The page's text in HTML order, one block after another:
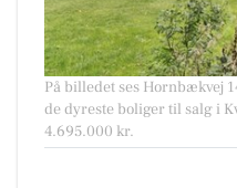
På billedet ses Hornbækvej
de dyreste boliger til salg i
4.695.000 kr.